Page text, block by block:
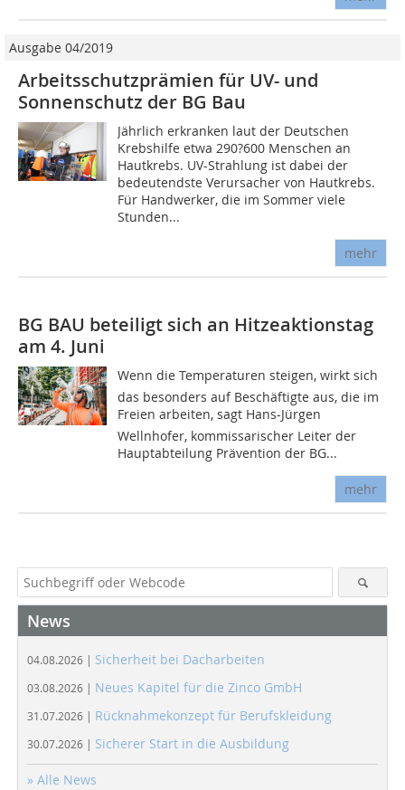
Ausgabe 04/2019
Arbeitsschutzprämien für UV- und
Sonnenschutz der BG Bau
Jährlich erkranken laut der Deutschen
Krebshilfe etwa 290?600 Menschen an
Hautkrebs. UV-Strahlung ist dabei der
bedeutendste Verursacher von Hautkrebs.
Für Handwerker, die im Sommer viele
Stunden...
mehr
BG BAU beteiligt sich an Hitzeaktionstag
am 4. Juni
Wenn die Temperaturen steigen, wirkt sich
das besonders auf Beschäftigte aus, die im
Freien arbeiten, sagt Hans-Jürgen
Wellnhofer, kommissarischer Leiter der
Hauptabteilung Prävention der BG...
mehr
News
04.08.2026 | Sicherheit bei Dacharbeiten
03.08.2026 | Neues Kapitel für die Zinco GmbH
31.07.2026 | Rücknahmekonzept für Berufskleidung
30.07.2026 | Sicherer Start in die Ausbildung
» Alle News